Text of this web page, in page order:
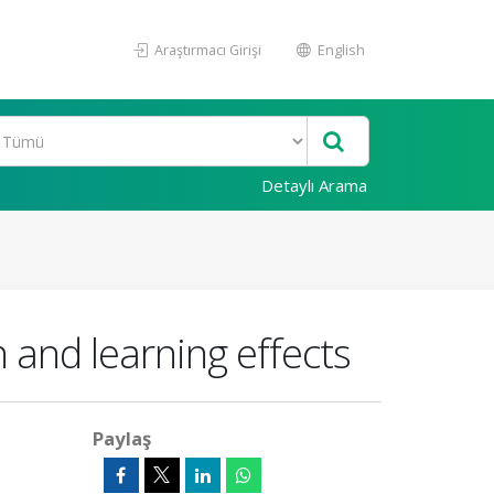
Araştırmacı Girişi English
Detaylı Arama
learning effects
Paylaş